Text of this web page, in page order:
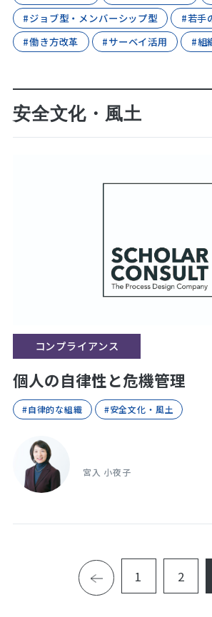
#ジョブ型・メンバーシップ型
#若手
#働き方改革
#サーベイ活用 #組
安全文化・風土
コンプライアンス
個人の自律性と危機管理
#自律的な組織 #安全文化・風土
宮入 小夜子
1 2